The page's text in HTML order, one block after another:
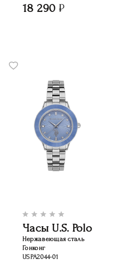
18 290
Часы U.S. Polo
Нержавеющая сталь
Гонконг
USPA2044-01